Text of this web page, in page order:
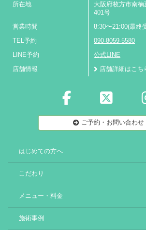
所在地
大阪府枚方市南
401号
営業時間 8:30〜21:00(最終
TEL予約 090-8059-5580
LINE予約 公式LINE
店舗情報 店舗詳細はこち
ご予約・お問い合わせ
はじめての方へ
こだわり
メニュー・料金
施術事例